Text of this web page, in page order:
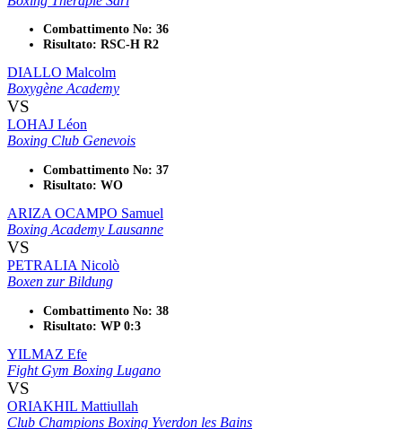
Combattimento No: 36
Risultato: RSC-H R2
DIALLO Malcolm
Boxygène Academy
VS
LOHAJ Léon
Boxing Club Genevois
Combattimento No: 37
Risultato: WO
ARIZA OCAMPO Samuel
Boxing Academy Lausanne
VS
PETRALIA Nicolò
Boxen zur Bildung
Combattimento No: 38
Risultato: WP 0:3
YILMAZ Efe
Fight Gym Boxing Lugano
VS
ORIAKHIL Mattiullah
Club Champions Boxing Yverdon les Bains